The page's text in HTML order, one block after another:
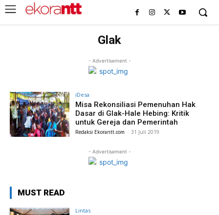
Glak
- Advertisement -
iDesa
Misa Rekonsiliasi Pemenuhan Hak
Dasar di Glak-Hale Hebing: Kritik
untuk Gereja dan Pemerintah
Redaksi Ekorantt.com - 31 Juli 2019
- Advertisement -
MUST READ
Lintas